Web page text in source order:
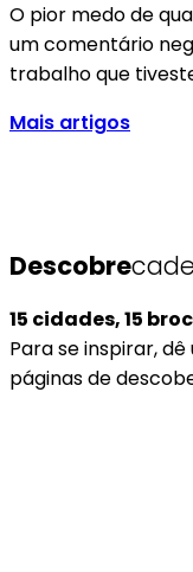
O pior medo de
um comentário
trabalho que
Mais artigos
Descobre
15 cidades, 15
Para se inspirar,
páginas de